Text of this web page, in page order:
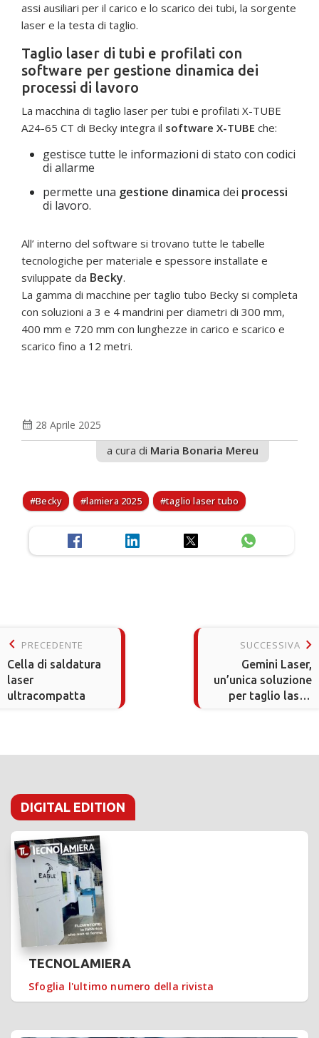
assi ausiliari per il carico e lo scarico dei tubi, la sorgente
laser e la testa di taglio.
Taglio laser di tubi e profilati con
software per gestione dinamica dei
processi di lavoro
La macchina di taglio laser per tubi e profilati X-TUBE
A24-65 CT di Becky integra il software X-TUBE che:
gestisce tutte le informazioni di stato con codici
di allarme
permette una gestione dinamica dei processi
di lavoro.
All’ interno del software si trovano tutte le tabelle
tecnologiche per materiale e spessore installate e
sviluppate da Becky.
La gamma di macchine per taglio tubo Becky si completa
con soluzioni a 3 e 4 mandrini per diametri di 300 mm,
400 mm e 720 mm con lunghezze in carico e scarico e
scarico fino a 12 metri.
calendar_month 28 Aprile 2025
a cura di Maria Bonaria Mereu
Becky lamiera 2025 taglio laser tubo
keyboard_arrow_left PRECEDENTE
Cella di saldatura
laser
ultracompatta
SUCCESSIVA keyboard_arrow_right
Gemini Laser,
un’unica soluzione
per taglio laser,
DIGITAL EDITION
TECNOLAMIERA
Sfoglia l'ultimo numero della rivista